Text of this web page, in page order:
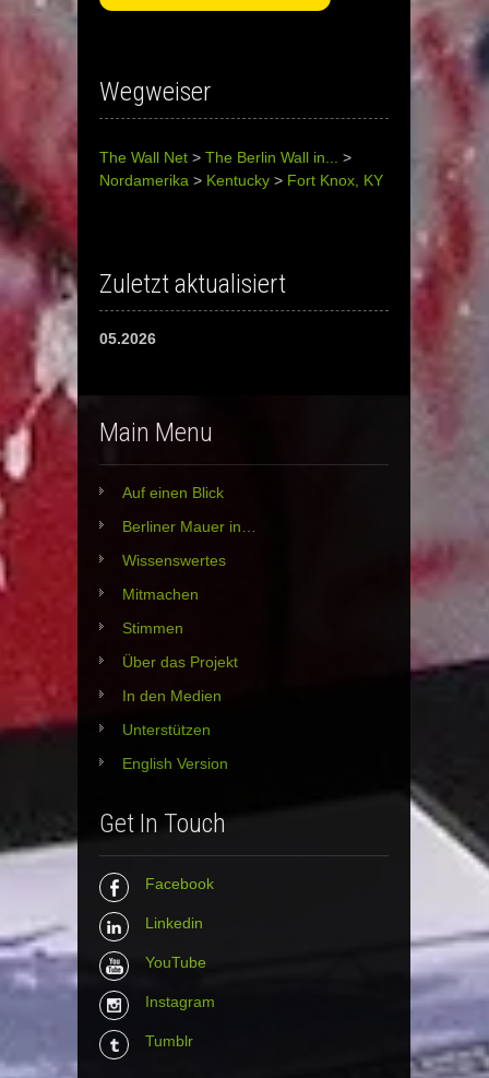
Wegweiser
The Wall Net > The Berlin Wall in...
>
Nordamerika > Kentucky > Fort Knox, KY
Zuletzt aktualisiert
05.2026
Main Menu
Auf einen Blick
Berliner Mauer in…
Wissenswertes
Mitmachen
Stimmen
Über das Projekt
In den Medien
Unterstützen
English Version
Get In Touch
Facebook
Linkedin
YouTube
Instagram
Tumblr